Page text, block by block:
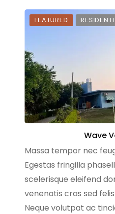
FEATURED
Wave
Massa tempor nec
Egestas fringilla
scelerisque eleifend
venenatis cras sed
Neque volutpat ac